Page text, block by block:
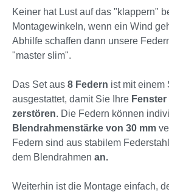
Keiner hat Lust auf das "klappern"
Montagewinkeln, wenn ein Wind
Abhilfe schaffen dann unsere
"master slim".
Das Set aus 8 Federn ist mit einem
ausgestattet, damit Sie Ihre Fenster
zerstören. Die Federn können
Blendrahmenstärke von 30 mm
Federn sind aus stabilem
dem Blendrahmen an.
Weiterhin ist die Montage einfach,